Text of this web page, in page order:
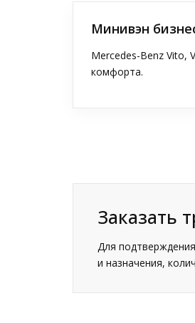
Минивэн
Mercedes-Benz Vito,
комфорта.
Заказать
Для
и назначения,